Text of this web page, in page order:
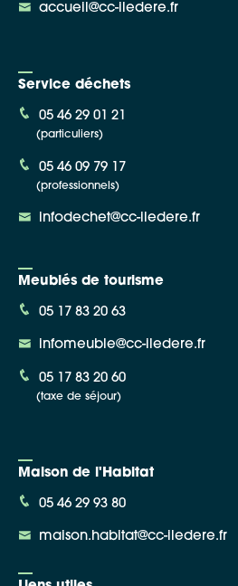
accueil@cc-iledere.fr
Service déchets
05 46 29 01 21
(particuliers)
05 46 09 79 17
(professionnels)
infodechet@cc-iledere.fr
Meublés de tourisme
05 17 83 20 63
infomeuble@cc-iledere.fr
05 17 83 20 60
(taxe de séjour)
Maison de l'Habitat
05 46 29 93 80
maison.habitat@cc-iledere.fr